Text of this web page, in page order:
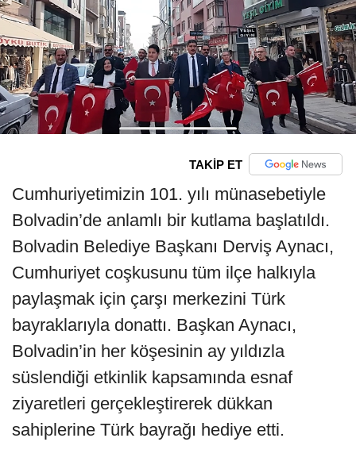
TAKİP ET
Cumhuriyetimizin 101. yılı münasebetiyle
Bolvadin’de anlamlı bir kutlama başlatıldı.
Bolvadin Belediye Başkanı Derviş Aynacı,
Cumhuriyet coşkusunu tüm ilçe halkıyla
paylaşmak için çarşı merkezini Türk
bayraklarıyla donattı. Başkan Aynacı,
Bolvadin’in her köşesinin ay yıldızla
süslendiği etkinlik kapsamında esnaf
ziyaretleri gerçekleştirerek dükkan
sahiplerine Türk bayrağı hediye etti.